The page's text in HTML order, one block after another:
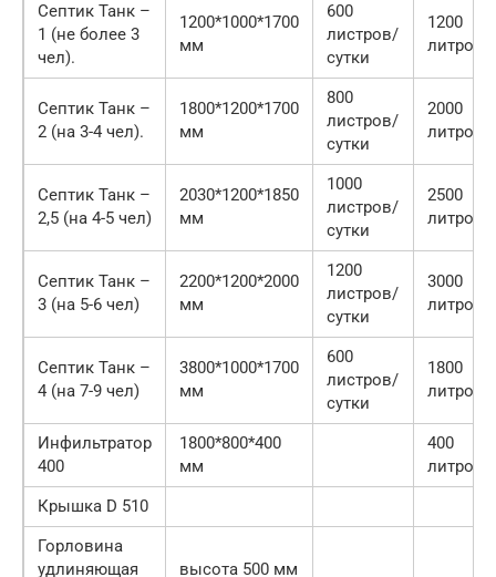
Септик Танк –
1 (не более 3
чел).
1200*1000*1700
мм
600
листров/
сутки
1200
литров
Септик Танк –
2 (на 3-4 чел).
1800*1200*1700
мм
800
листров/
сутки
2000
литров
Септик Танк –
2,5 (на 4-5 чел)
2030*1200*1850
мм
1000
листров/
сутки
2500
литров
Септик Танк –
3 (на 5-6 чел)
2200*1200*2000
мм
1200
листров/
сутки
3000
литров
Септик Танк –
4 (на 7-9 чел)
3800*1000*1700
мм
600
листров/
сутки
1800
литров
Инфильтратор
400
1800*800*400
мм
400
литров
Крышка D 510
Горловина
удлиняющая
высота 500 мм